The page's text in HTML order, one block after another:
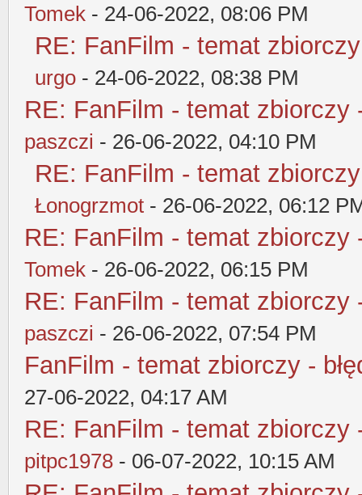
Tomek - 24-06-2022, 08:06 PM
RE: FanFilm - temat
urgo - 24-06-2022, 08:38 PM
RE: FanFilm - temat zbiorczy
paszczi - 26-06-2022, 04:10 PM
RE: FanFilm - temat
Łonogrzmot - 26-06-2022, 06:12
RE: FanFilm - temat zbiorczy
Tomek - 26-06-2022, 06:15 PM
RE: FanFilm - temat zbiorczy
paszczi - 26-06-2022, 07:54 PM
FanFilm - temat zbiorczy -
27-06-2022, 04:17 AM
RE: FanFilm - temat zbiorczy
pitpc1978 - 06-07-2022, 10:15 AM